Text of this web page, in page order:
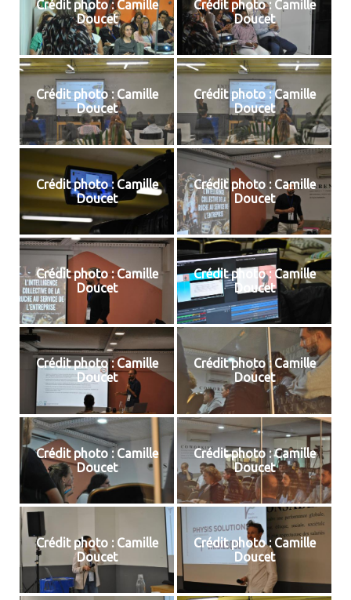
Crédit photo : Camille
Doucet
Crédit photo : Camille
Doucet
Crédit photo : Camille
Doucet
Crédit photo : Camille
Doucet
Crédit photo : Camille
Doucet
Crédit photo : Camille
Doucet
Crédit photo : Camille
Doucet
Crédit photo : Camille
Doucet
Crédit photo : Camille
Doucet
Crédit photo : Camille
Doucet
Crédit photo : Camille
Doucet
Crédit photo : Camille
Doucet
Crédit photo : Camille
Doucet
Crédit photo : Camille
Doucet